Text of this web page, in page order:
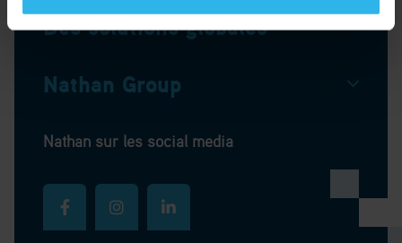
Des solutions globales
Nathan Group
Nathan sur les social media